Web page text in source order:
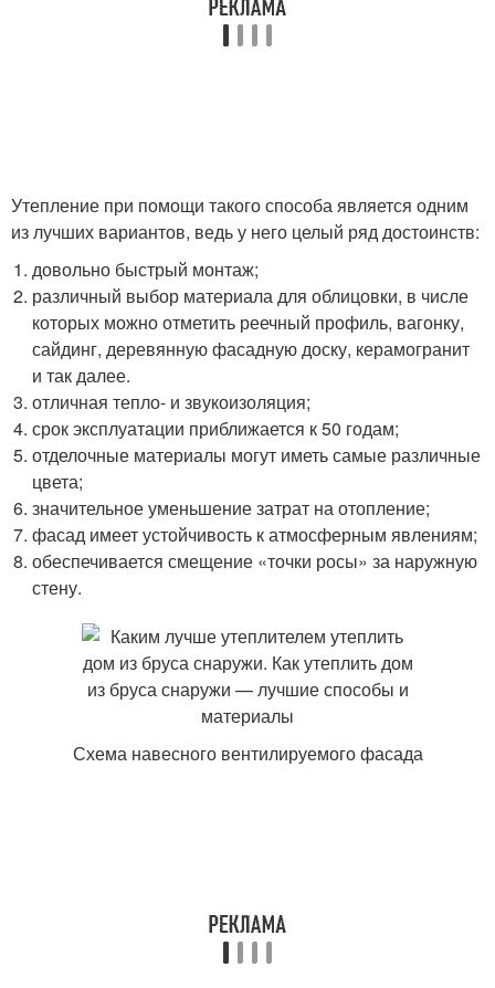
Утепление при помощи такого способа является одним
из лучших вариантов, ведь у него целый ряд достоинств:
довольно быстрый монтаж;
различный выбор материала для облицовки, в числе
которых можно отметить реечный профиль, вагонку,
сайдинг, деревянную фасадную доску, керамогранит
и так далее.
отличная тепло- и звукоизоляция;
срок эксплуатации приближается к 50 годам;
отделочные материалы могут иметь самые различные
цвета;
значительное уменьшение затрат на отопление;
фасад имеет устойчивость к атмосферным явлениям;
обеспечивается смещение «точки росы» за наружную
стену.
Схема навесного вентилируемого фасада